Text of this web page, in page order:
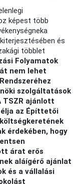
képest több
és
többlet
Folyamatok
nem lehet
szolgáltatások
TSZR ajánlott
az Építtetői
érdekében, hogy
árat erős
aláígérő ajánlat
és a vállalási